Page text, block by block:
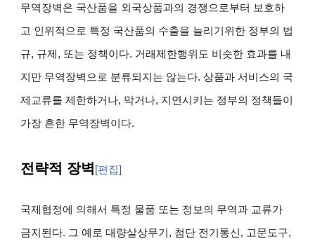
무역장벽은 국산품을 외국상품과의 경쟁으로부터 보호하
고 인위적으로 특정 국산품의 수출을 늘리기위한 정부의 법
규, 규제, 또는 정책이다. 거래제한행위도 비슷한 효과를 내
지만 무역장벽으로 분류되지는 않는다. 상품과 서비스의 국
제교류를 제한하거나, 막거나, 지연시키는 정부의 정책들이
가장 흔한 무역장벽이다.
전략적 장벽 [편집]
국제협정에 의해서 특정 물품 또는 정보의 무역과 교류가
금지된다. 그 예로 대량살상무기, 첨단 전기통신, 고문도구,